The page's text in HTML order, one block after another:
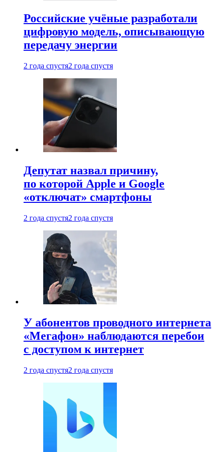
Российские учёные разработали
цифровую модель, описывающую
передачу энергии
2 года спустя2 года спустя
Депутат назвал причину,
по которой Apple и Google
«отключат» смартфоны
2 года спустя2 года спустя
У абонентов проводного интернета
«Мегафон» наблюдаются перебои
с доступом к интернет
2 года спустя2 года спустя